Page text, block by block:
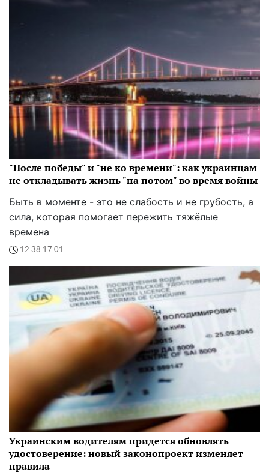
"После победы" и "не ко времени": как украинцам
не откладывать жизнь "на потом" во время войны
Быть в моменте - это не слабость и не грубость, а
сила, которая помогает пережить тяжёлые
времена
12:38 17.01
Украинским водителям придется обновлять
удостоверение: новый законопроект изменяет
правила